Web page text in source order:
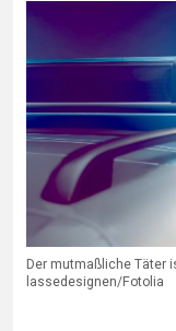
Der mutmaßliche Täter
lassedesignen/Fotolia